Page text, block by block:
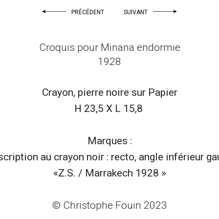
PRÉCÉDENT SUIVANT
Croquis pour Minana endormie
1928
Crayon, pierre noire sur Papier
H 23,5 X L 15,8
Marques :
au crayon noir : recto, angle inférieur
«Z.S. / Marrakech 1928 »
© Christophe Fouin 2023